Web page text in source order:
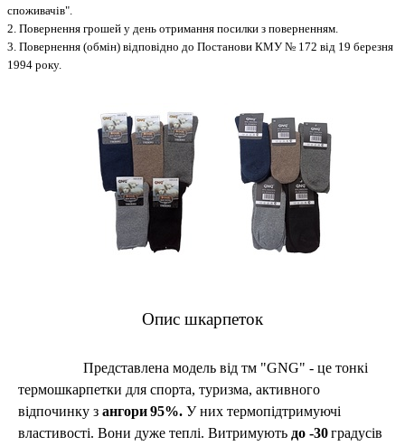
споживачів".
2. Повернення грошей у день отримання посилки з поверненням.
3. Повернення (обмін) відповідно до Постанови КМУ № 172 від 19 березня
1994 року.
Опис шкарпеток
Представлена модель від тм "GNG" - це тонкі
термошкарпетки для спорта, туризма, активного
відпочинку з ангори95%. У них термопідтримуючі
властивості. Вони дуже теплі. Витримують до -30градусів